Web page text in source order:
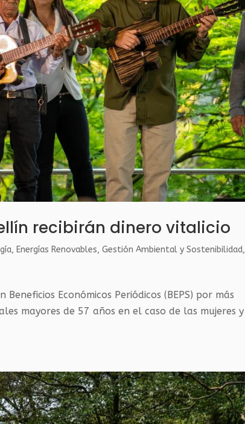
recibirán dinero vitalicio
, Energías Renovables,Gestión Ambiental y Sostenibilidad,
Económicos Periódicos (BEPS) por más
mayores de 57 años en el caso de las mujeres y